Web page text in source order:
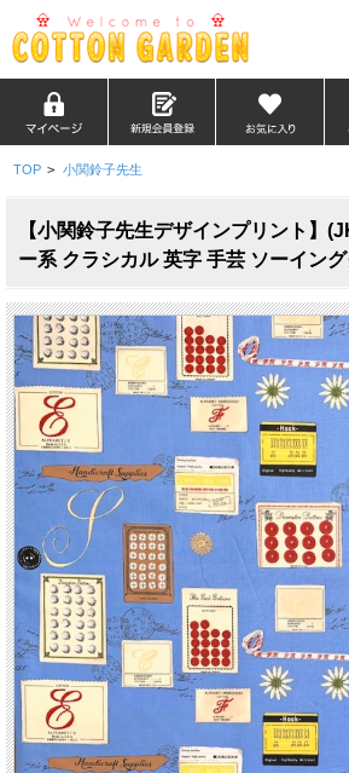
TOP > 小関鈴子先生
【小関鈴子先生デザインプリント】
ー系 クラシカル 英字 手芸 ソーイン